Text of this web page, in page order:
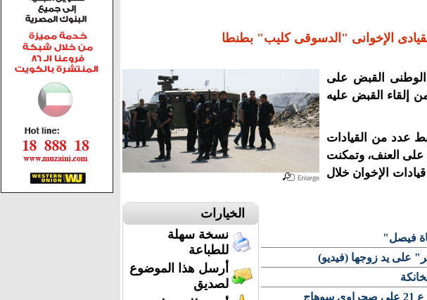
الإخوانى "الدسوقى كليب" بطنطا
الوطنى القبض على
إلقاء القبض عليه
عدد من القيادات
على العنف، وتمكنت
القبض على 30 عنصرا من قيادات الإخوان خلال
الخيارات
نسخة سهلة
للطباعة
أرسل هذا الموضوع
لصديق
فيصل"
على يد زوجها (فيديو)